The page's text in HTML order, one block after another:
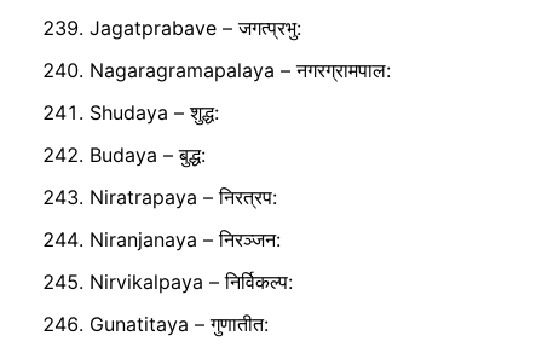
Jagatprabave – जगत्प्रभु:
Nagaragramapalaya – नगरग्रामपाल:
Shudaya – शुद्ध:
Budaya – बुद्ध:
Niratrapaya – निरत्रप:
Niranjanaya – निरञ्जन:
Nirvikalpaya – निर्विकल्प:
Gunatitaya – गुणातीत: